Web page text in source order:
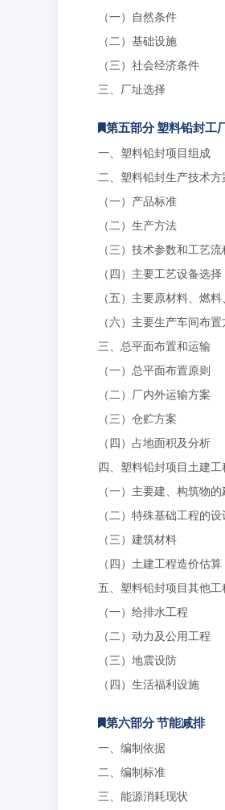
（一）自然条件
（二）基础设施
（三）社会经济条件
三、厂址选择
第五部分 塑料铅封工
一、塑料铅封项目组成
二、塑料铅封生产技术方
（一）产品标准
（二）生产方法
（三）技术参数和工艺流
（四）主要工艺设备选择
（五）主要原材料、燃
（六）主要生产车间布置
三、总平面布置和运输
（一）总平面布置原则
（二）厂内外运输方案
（三）仓贮方案
（四）占地面积及分析
四、塑料铅封项目土建工
（一）主要建、构筑物
（二）特殊基础工程的设
（三）建筑材料
（四）土建工程造价估算
五、塑料铅封项目其他工
（一）给排水工程
（二）动力及公用工程
（三）地震设防
（四）生活福利设施
第六部分 节能减排
一、编制依据
二、编制标准
三、能源消耗现状